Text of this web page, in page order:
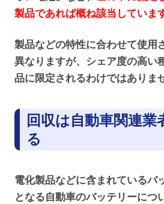
製品であれば概ね該当していま
製品などの特性に合わせて使用
異なりますが、シェア度の高い
品に限定されるわけではありま
回収は自動車関連業
る
電化製品などに含まれているバ
となる自動車のバッテリーにつ